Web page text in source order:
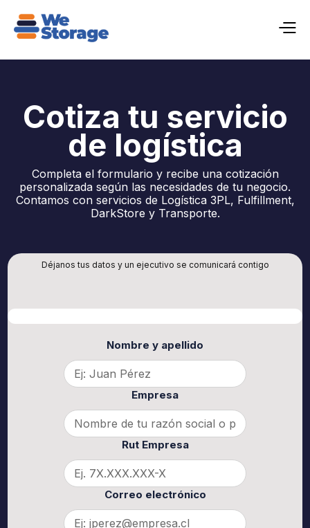
Cotiza tu servicio
de logística
Completa el formulario y recibe una cotización
personalizada según las necesidades de tu negocio.
Contamos con servicios de Logística 3PL, Fulfillment,
DarkStore y Transporte.
Déjanos tus datos y un ejecutivo se comunicará contigo
Nombre y apellido
Empresa
Rut Empresa
Correo electrónico